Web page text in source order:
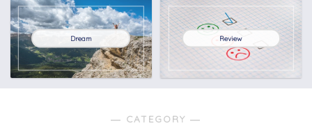
Dream Review
― CATEGORY ―